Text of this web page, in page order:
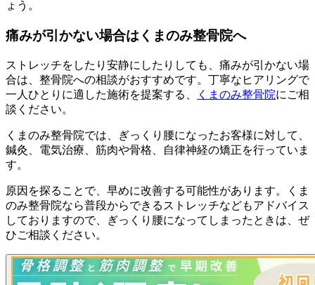
ょう。
痛みが引かない場合はくまのみ整骨院へ
ストレッチをしたり安静にしたりしても、痛みが引かない場
合は、整骨院への相談がおすすめです。丁寧なヒアリングで
一人ひとりに適した施術を提案する、
くまのみ整骨院にご相
談ください。
くまのみ整骨院では、ぎっくり腰になったお客様に対して、
鍼灸、電気治療、筋肉や骨格、自律神経の矯正を行っていま
す。
原因を探ることで、早めに改善する可能性があります。くま
のみ整骨院なら普段からできるストレッチなどもアドバイス
しておりますので、ぎっくり腰になってしまったときは、ぜ
ひご相談ください。